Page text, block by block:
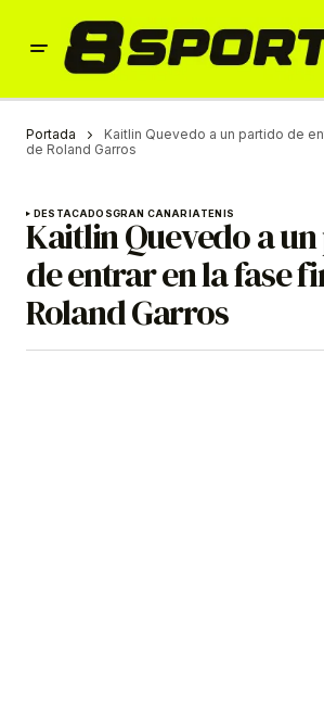
Portada
Kaitlin Quevedo a un partido de
de Roland Garros
DESTACADOSGRAN CANARIATENIS
Kaitlin Quevedo a
de entrar en la fase
Roland Garros